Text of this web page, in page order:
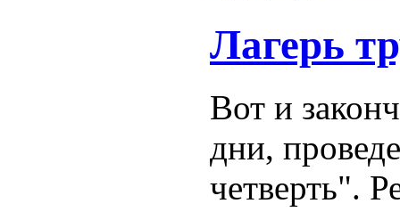
Лагерь
Вот и
дни,
четверть".